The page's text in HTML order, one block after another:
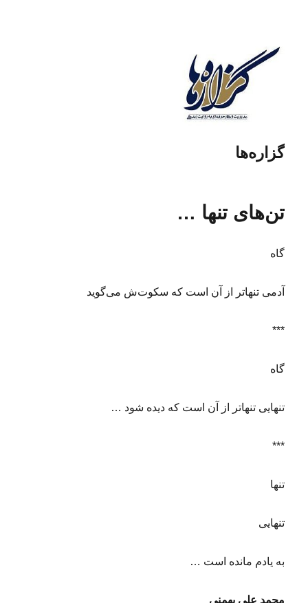
گزاره‌ها
تن‌های تنها …
گاه
آدمی تنهاتر از آن است که سکوت‌ش می‌گوید
***
گاه
تنهایی تنهاتر از آن است که دیده شود …
***
تنها
تنهایی
به یادم مانده است …
محمد علی بهمنی